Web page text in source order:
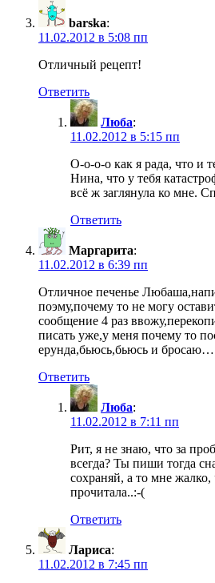
barska:
11.02.2012 в 5:08 пп
Отличный рецепт!
Ответить
Люба:
11.02.2012 в 5:15 пп
О-о-о-о как я рада, что и
Нина, что у тебя
всё ж заглянула ко мне.
Ответить
Маргарита:
11.02.2012 в 6:39 пп
Отличное печенье
поэму,почему то не могу
сообщение 4 раз
писать уже,у меня почему то
ерунда,бьюсь,бьюсь и бросаю…
Ответить
Люба:
11.02.2012 в 7:11 пп
Рит, я не знаю, что за
всегда? Ты пиши тогда
сохраняй, а то мне
прочитала..:-(
Ответить
Лариса:
11.02.2012 в 7:45 пп